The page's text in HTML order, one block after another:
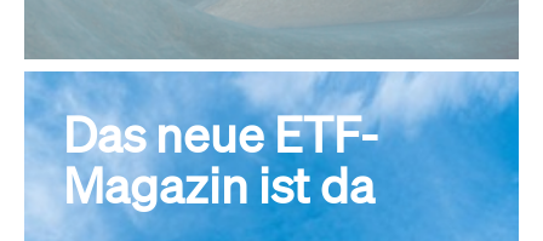
Alle Events
Das neue ETF-
Magazin ist da